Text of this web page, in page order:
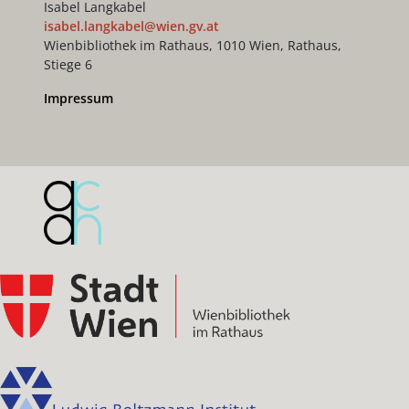
Isabel Langkabel
isabel.langkabel@wien.gv.at
Wienbibliothek im Rathaus, 1010 Wien, Rathaus,
Stiege 6
Impressum